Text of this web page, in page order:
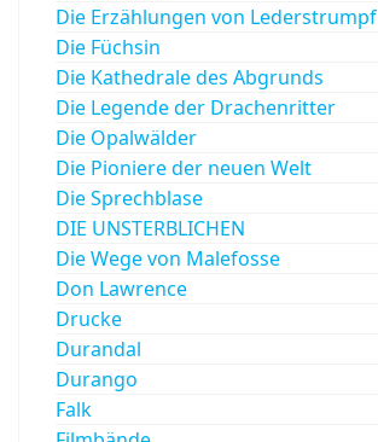
Die Erzählungen von Lederstrumpf
Die Füchsin
Die Kathedrale des Abgrunds
Die Legende der Drachenritter
Die Opalwälder
Die Pioniere der neuen Welt
Die Sprechblase
DIE UNSTERBLICHEN
Die Wege von Malefosse
Don Lawrence
Drucke
Durandal
Durango
Falk